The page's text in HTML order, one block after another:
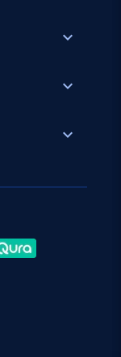
expand_more
expand_more
expand_more